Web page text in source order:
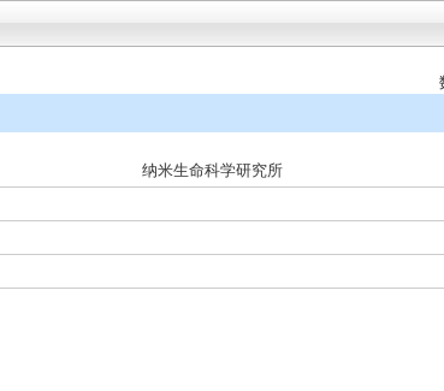
纳米生命科学研究所